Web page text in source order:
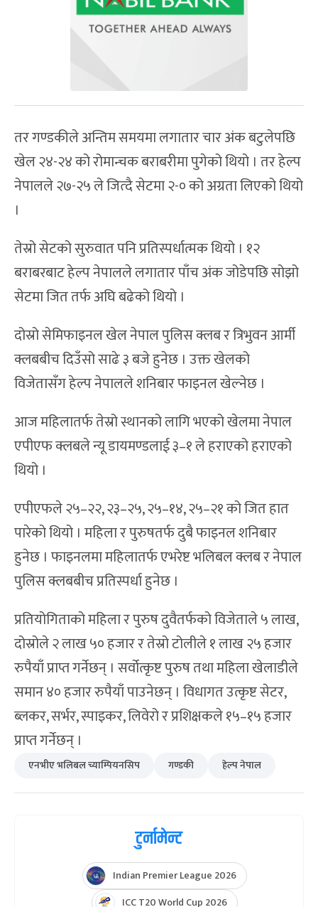
तर गण्डकीले अन्तिम समयमा लगातार चार अंक बटुलेपछि
खेल २४-२४ को रोमान्चक बराबरीमा पुगेको थियो । तर हेल्प
नेपालले २७-२५ ले जित्दै सेटमा २-० को अग्रता लिएको थियो
।
बराबरबाट हेल्प नेपालले लगातार पाँच अंक जोडेपछि सोझो
सेटमा जित तर्फ अघि बढेको थियो ।
दोस्रो सेमिफाइनल खेल नेपाल पुलिस क्लब र त्रिभुवन आर्मी
विजेतासँग हेल्प नेपालले शनिबार फाइनल खेल्नेछ ।
आज महिलातर्फ तेस्रो स्थानको लागि भएको खेलमा नेपाल
एपीएफ क्लबले न्यू डायमण्डलाई ३–१ ले हराएको हराएको
थियो ।
एपीएफले २५–२२, २३–२५, २५–१४, २५–२१ को जित हात
पारेको थियो । महिला र पुरुषतर्फ दुबै फाइनल शनिबार
हुनेछ । फाइनलमा महिलातर्फ एभरेष्ट भलिबल क्लब र नेपाल
पुलिस क्लबबीच प्रतिस्पर्धा हुनेछ ।
प्रतियोगिताको महिला र पुरुष दुवैतर्फको विजेताले ५ लाख,
दोस्रोले २ लाख ५० हजार र तेस्रो टोलीले १ लाख २५ हजार